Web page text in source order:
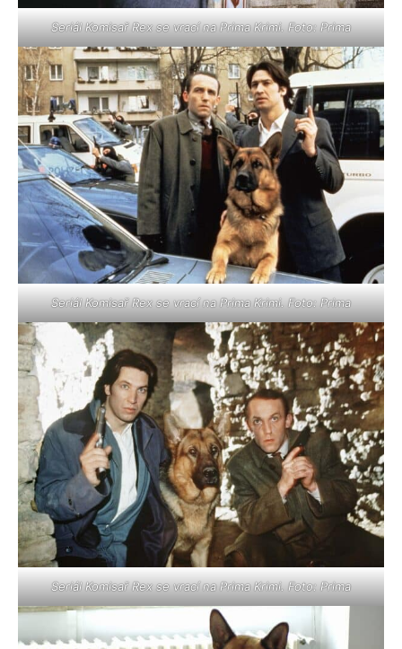
Seriál Komisař Rex se vrací na Prima Krimi. Foto: Prima
Seriál Komisař Rex se vrací na Prima Krimi. Foto: Prima
Seriál Komisař Rex se vrací na Prima Krimi. Foto: Prima